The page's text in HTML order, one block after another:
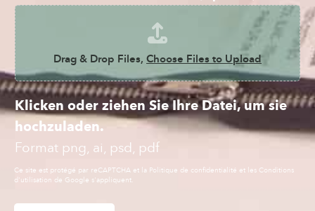
b
u
n
g
W
u
n
s
c
h
Drag & Drop Files, Choose Files to Upload
Klicken oder ziehen Sie Ihre Datei, um sie
hochzuladen.
Format png, ai, psd, pdf